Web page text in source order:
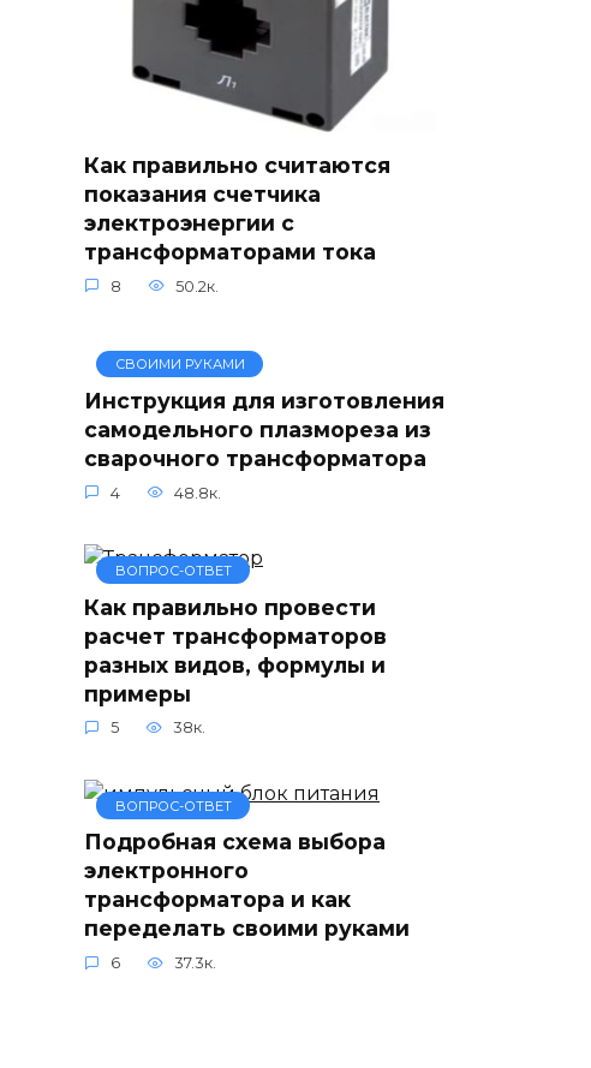
Как правильно считаются
показания счетчика
электроэнергии с
трансформаторами тока
8 50.2к.
СВОИМИ РУКАМИ
Инструкция для изготовления
самодельного плазмореза из
сварочного трансформатора
4 48.8к.
ВОПРОС-ОТВЕТ
Как правильно провести
расчет трансформаторов
разных видов, формулы и
примеры
5 38к.
ВОПРОС-ОТВЕТ
Подробная схема выбора
электронного
трансформатора и как
переделать своими руками
6 37.3к.